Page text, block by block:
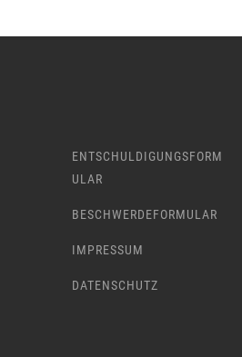
ENTSCHULDIGUNGSFORM
ULAR
BESCHWERDEFORMULAR
IMPRESSUM
DATENSCHUTZ